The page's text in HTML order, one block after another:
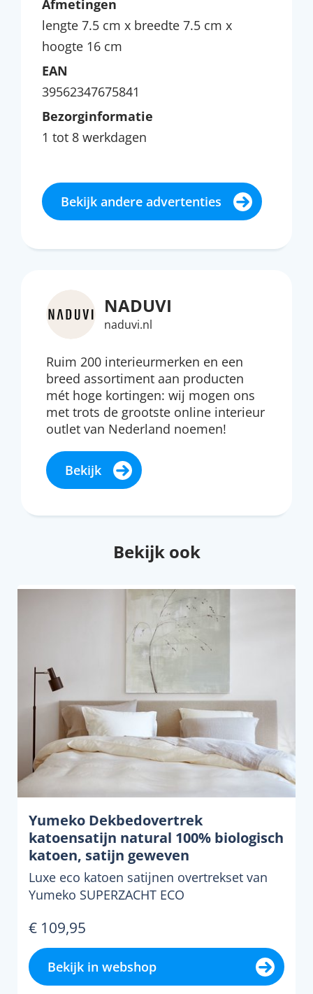
Afmetingen
lengte 7.5 cm x breedte 7.5 cm x
hoogte 16 cm
EAN
39562347675841
Bezorginformatie
1 tot 8 werkdagen
Bekijk andere advertenties
NADUVI
naduvi.nl
Ruim 200 interieurmerken en een
breed assortiment aan producten
mét hoge kortingen: wij mogen ons
met trots de grootste online interieur
outlet van Nederland noemen!
Bekijk
Bekijk ook
Yumeko Dekbedovertrek
katoensatijn natural 100% biologisch
katoen, satijn geweven
Luxe eco katoen satijnen overtrekset van
Yumeko SUPERZACHT ECO
€ 109,95
Bekijk in webshop